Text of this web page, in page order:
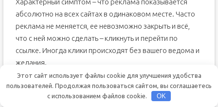
Характерный симптом – что реклама показывается
абсолютно на всех сайтах в одинаковом месте. Часто
реклама не меняется, ее невозможно закрыть и всё,
что с ней можно сделать – кликнуть и перейти по
ссылке. Иногда клики происходят без вашего ведома и
желания.
Как правило речь идёт о всплывающей рекламе в
браузере. Редко она бывает «красиво» и органично
Этот сайт использует файлы cookie для улучшения удобства
пользователей. Продолжая пользоваться сайтом, вы соглашаетесь
с использованием файлов cookie.
OK